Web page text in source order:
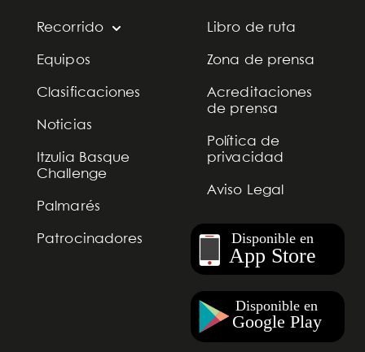
Recorrido
Equipos
Clasificaciones
Noticias
Itzulia Basque
Challenge
Palmarés
Patrocinadores
Libro de ruta
Zona de prensa
Acreditaciones
de prensa
Política de
privacidad
Aviso Legal